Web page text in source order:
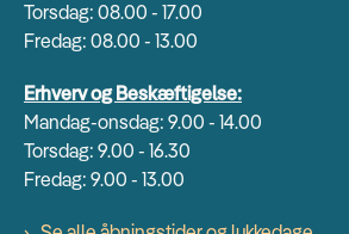
Torsdag: 08.00 - 17.00
Fredag: 08.00 - 13.00
Erhverv og Beskæftigelse:
Mandag-onsdag: 9.00 - 14.00
Torsdag: 9.00 - 16.30
Fredag: 9.00 - 13.00